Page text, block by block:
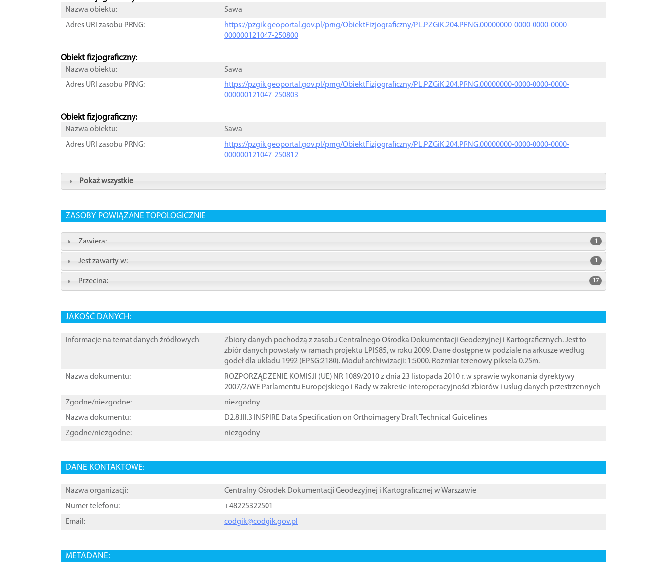
Nazwa obiektu:
Sawa
Adres URI zasobu PRNG:
https://pzgik.geoportal.gov.pl/prng/ObiektFizjograficzny/PL.PZGiK.204.PRNG.00000000-0000-0000-0000-
000000121047-250800
Obiekt fizjograficzny:
Nazwa obiektu:
Sawa
Adres URI zasobu PRNG:
https://pzgik.geoportal.gov.pl/prng/ObiektFizjograficzny/PL.PZGiK.204.PRNG.00000000-0000-0000-0000-
000000121047-250803
Obiekt fizjograficzny:
Nazwa obiektu:
Sawa
Adres URI zasobu PRNG:
https://pzgik.geoportal.gov.pl/prng/ObiektFizjograficzny/PL.PZGiK.204.PRNG.00000000-0000-0000-0000-
000000121047-250812
Pokaż wszystkie
ZASOBY POWIĄZANE TOPOLOGICZNIE
Zawiera: 1
Jest zawarty w: 1
Przecina: 17
JAKOŚĆ DANYCH:
Informacje na temat danych źródłowych:
Zbiory danych pochodzą z zasobu Centralnego Ośrodka Dokumentacji Geodezyjnej i Kartograficznych. Jest to
zbiór danych powstały w ramach projektu LPIS85, w roku 2009. Dane dostępne w podziale na arkusze według
godeł dla układu 1992 (EPSG:2180). Moduł archiwizacji: 1:5000. Rozmiar terenowy piksela 0.25m.
Nazwa dokumentu:
ROZPORZĄDZENIE KOMISJI (UE) NR 1089/2010 z dnia 23 listopada 2010 r. w sprawie wykonania dyrektywy
2007/2/WE Parlamentu Europejskiego i Rady w zakresie interoperacyjności zbiorów i usług danych przestrzennych
Zgodne/niezgodne:
niezgodny
Nazwa dokumentu:
D2.8.III.3 INSPIRE Data Specification on Orthoimagery ֠Draft Technical Guidelines
Zgodne/niezgodne:
niezgodny
DANE KONTAKTOWE:
Nazwa organizacji:
Centralny Ośrodek Dokumentacji Geodezyjnej i Kartograficznej w Warszawie
Numer telefonu:
+48225322501
Email:
codgik@codgik.gov.pl
METADANE: